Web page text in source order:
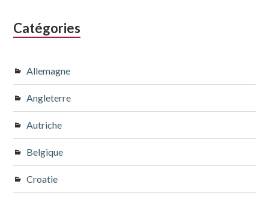
Catégories
Allemagne
Angleterre
Autriche
Belgique
Croatie